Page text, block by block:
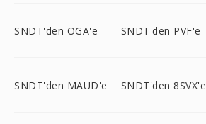
SNDT'den OGA'e SNDT'den PVF'e
SNDT'den MAUD'e SNDT'den 8SVX'e